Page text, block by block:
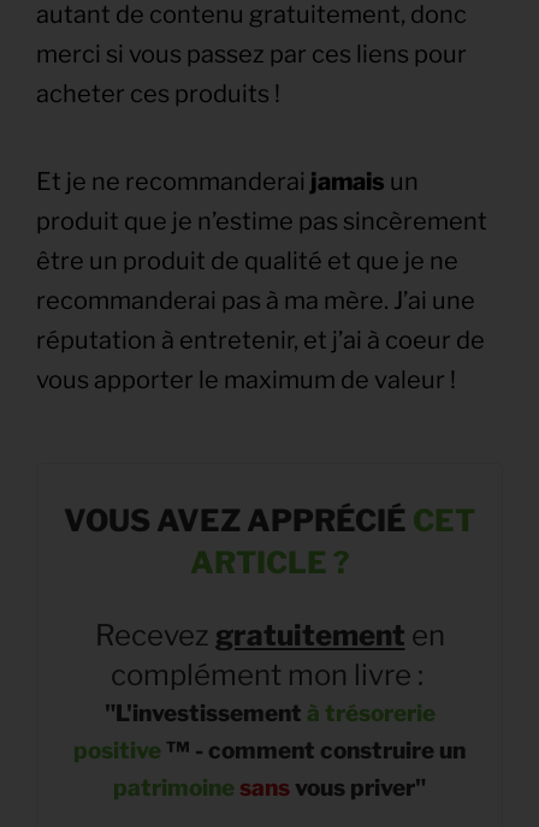
autant de contenu gratuitement, donc
merci si vous passez par ces liens pour
acheter ces produits !
Et je ne recommanderai jamais un
produit que je n’estime pas sincèrement
être un produit de qualité et que je ne
recommanderai pas à ma mère. J’ai une
réputation à entretenir, et j’ai à coeur de
vous apporter le maximum de valeur !
VOUS AVEZ APPRÉCIÉ CET
ARTICLE ?
Recevez gratuitement en
complément mon livre :
"L'investissement à trésorerie
positive™ - comment construire un
patrimoine sans vous priver"